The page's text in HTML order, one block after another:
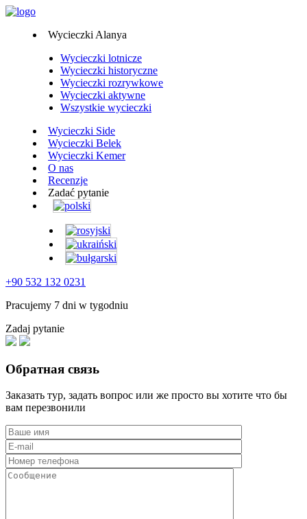
Wycieczki Alanya
Wycieczki lotnicze
Wycieczki historyczne
Wycieczki rozrywkowe
Wycieczki aktywne
Wszystkie wycieczki
Wycieczki Side
Wycieczki Belek
Wycieczki Kemer
O nas
Recenzje
Zadać pytanie
+90 532 132 0231
Pracujemy 7 dni w tygodniu
Zadaj pytanie
Обратная связь
Заказать тур, задать вопрос или же просто вы хотите что бы
вам перезвонили